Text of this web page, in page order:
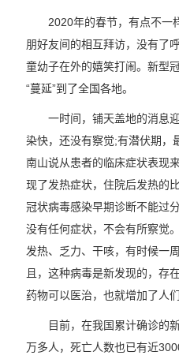
2020年的春节，有点不一
朋好友间的相互拜访，没有了
童幼子在外的嬉笑打闹。新型
“蔓延”到了全国各地。
一时间，铺天盖地的消息迎
染快，还没有察觉;有潜伏期，
南山说从患者的临床症状表现
现了发热症状，住院后发热的
冠状病毒感染早期诊断不能过
没有任何症状，不会有所察觉
发热、乏力、干咳，有时候一
且，这种病毒是新发现的，存
药物可以医治，也就增加了人
目前，在我国累计确诊的新
万多人，死亡人数也已有近